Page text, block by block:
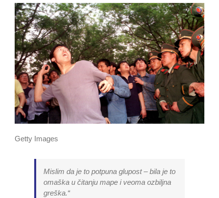
Getty Images
Mislim da je to potpuna glupost – bila je to
omaška u čitanju mape i veoma ozbiljna
greška.“